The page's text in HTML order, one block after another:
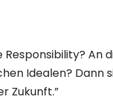
An
Idealen? Dann
Zukunft.”